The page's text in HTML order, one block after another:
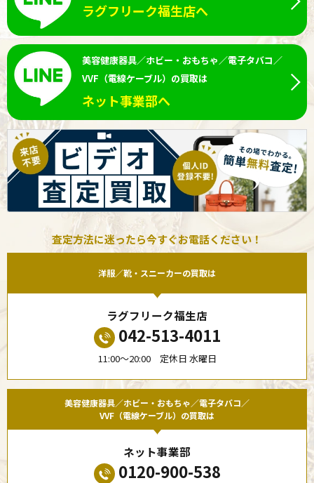
ラグフリーク福生店へ
美容健康器具／ホビー・おもちゃ／電子タバコ／
VVF（電線ケーブル）の買取は
ネット事業部へ
査定方法に迷ったら今すぐお電話ください！
洋服／靴・スニーカーの買取は
ラグフリーク福生店
042-513-4011
11:00〜20:00 定休日 水曜日
美容健康器具／ホビー・おもちゃ／電子タバコ／
VVF（電線ケーブル）の買取は
ネット事業部
0120-900-538